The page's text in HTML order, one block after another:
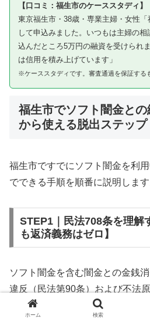
【口コミ：福生市のケーススタディ】
東京福生市・38歳・専業主婦・女性
して申込みました。いつもは主婦の
込んだところ5万円の融資を受けられ
は信用を積み上げています」
※ケーススタディです。審査通過を保証する
福生市でソフト闇金との
から使える脱出ステップ
福生市ですでにソフト闇金を利
でできる手順を順番に説明します
STEP1｜民法708条を理解
も返済義務はゼロ】
ソフト闇金を含む闇金との金銭
違反（民法第90条）および不法
に該当するため、法的には無効
ホーム 検索